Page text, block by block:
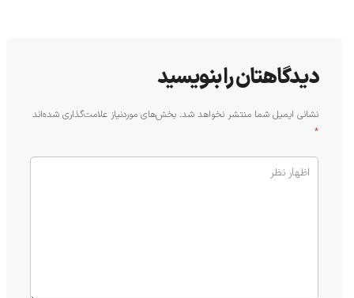
دیدگاهتان را بنویسید
نشانی ایمیل شما منتشر نخواهد شد. بخش‌های موردنیاز علامت‌گذاری شده‌اند